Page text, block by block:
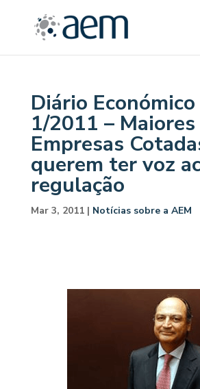
Diário Económico
1/2011 – Maiores
Empresas
querem ter voz
regulação
Mar 3, 2011| Notícias sobre a AEM